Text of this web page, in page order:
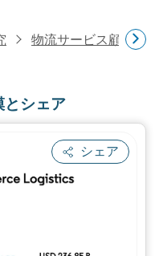
物流サービス顧客研究
とシェア
シェア